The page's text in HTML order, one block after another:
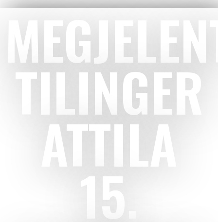
TILINGER
ATTILA
15.